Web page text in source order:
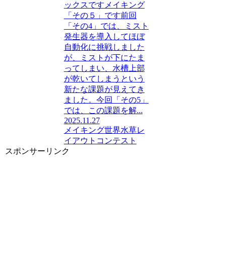
ックスですメイキング
「その５」です前回
「その4」では、ミスト
発生器を導入してほぼ
自動化に挑戦しました
が、ミストが下にたま
ってしまい、水槽上部
が乾いてしまうという
新たな課題が見えてき
ました。今回「その5」
では、この課題を解...
2025.11.27
メイキング世界水草レ
イアウトコンテスト
スポンサーリンク